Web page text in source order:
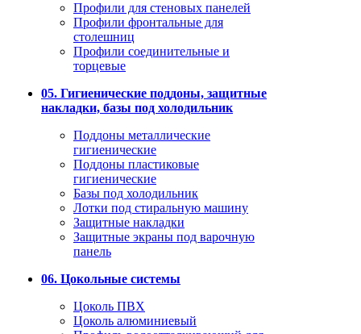
Профили для стеновых панелей
Профили фронтальные для
столешниц
Профили соединительные и
торцевые
05. Гигиенические поддоны, защитные
накладки, базы под холодильник
Поддоны металлические
гигиенические
Поддоны пластиковые
гигиенические
Базы под холодильник
Лотки под стиральную машину
Защитные накладки
Защитные экраны под варочную
панель
06. Цокольные системы
Цоколь ПВХ
Цоколь алюминиевый